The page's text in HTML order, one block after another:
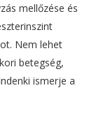
mellőzése és
Nem lehet
betegség,
ismerje a